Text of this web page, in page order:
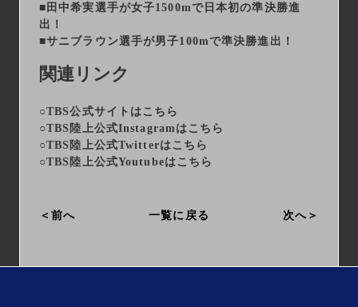
■田中希実選手が女子1500mで日本初の準決勝進
出！
■サニブラウン選手が男子100mで準決勝進出！
関連リンク
○TBS公式サイトはこちら
○TBS陸上公式Instagramはこちら
○TBS陸上公式Twitterはこちら
○TBS陸上公式Youtubeはこちら
前へ 一覧に戻る 次へ